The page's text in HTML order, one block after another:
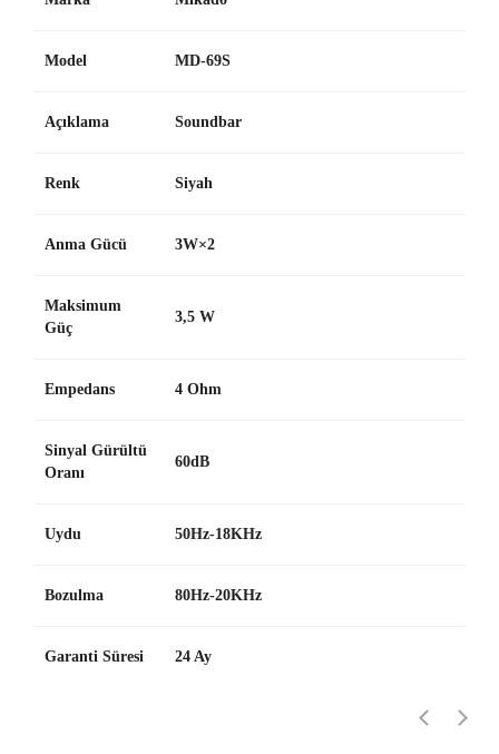
Model MD-69S
Açıklama Soundbar
Renk Siyah
Anma Gücü 3W×2
Maksimum
Güç
3,5 W
Empedans 4 Ohm
Sinyal Gürültü
Oranı
60dB
Uydu 50Hz-18KHz
Bozulma 80Hz-20KHz
Garanti Süresi 24 Ay